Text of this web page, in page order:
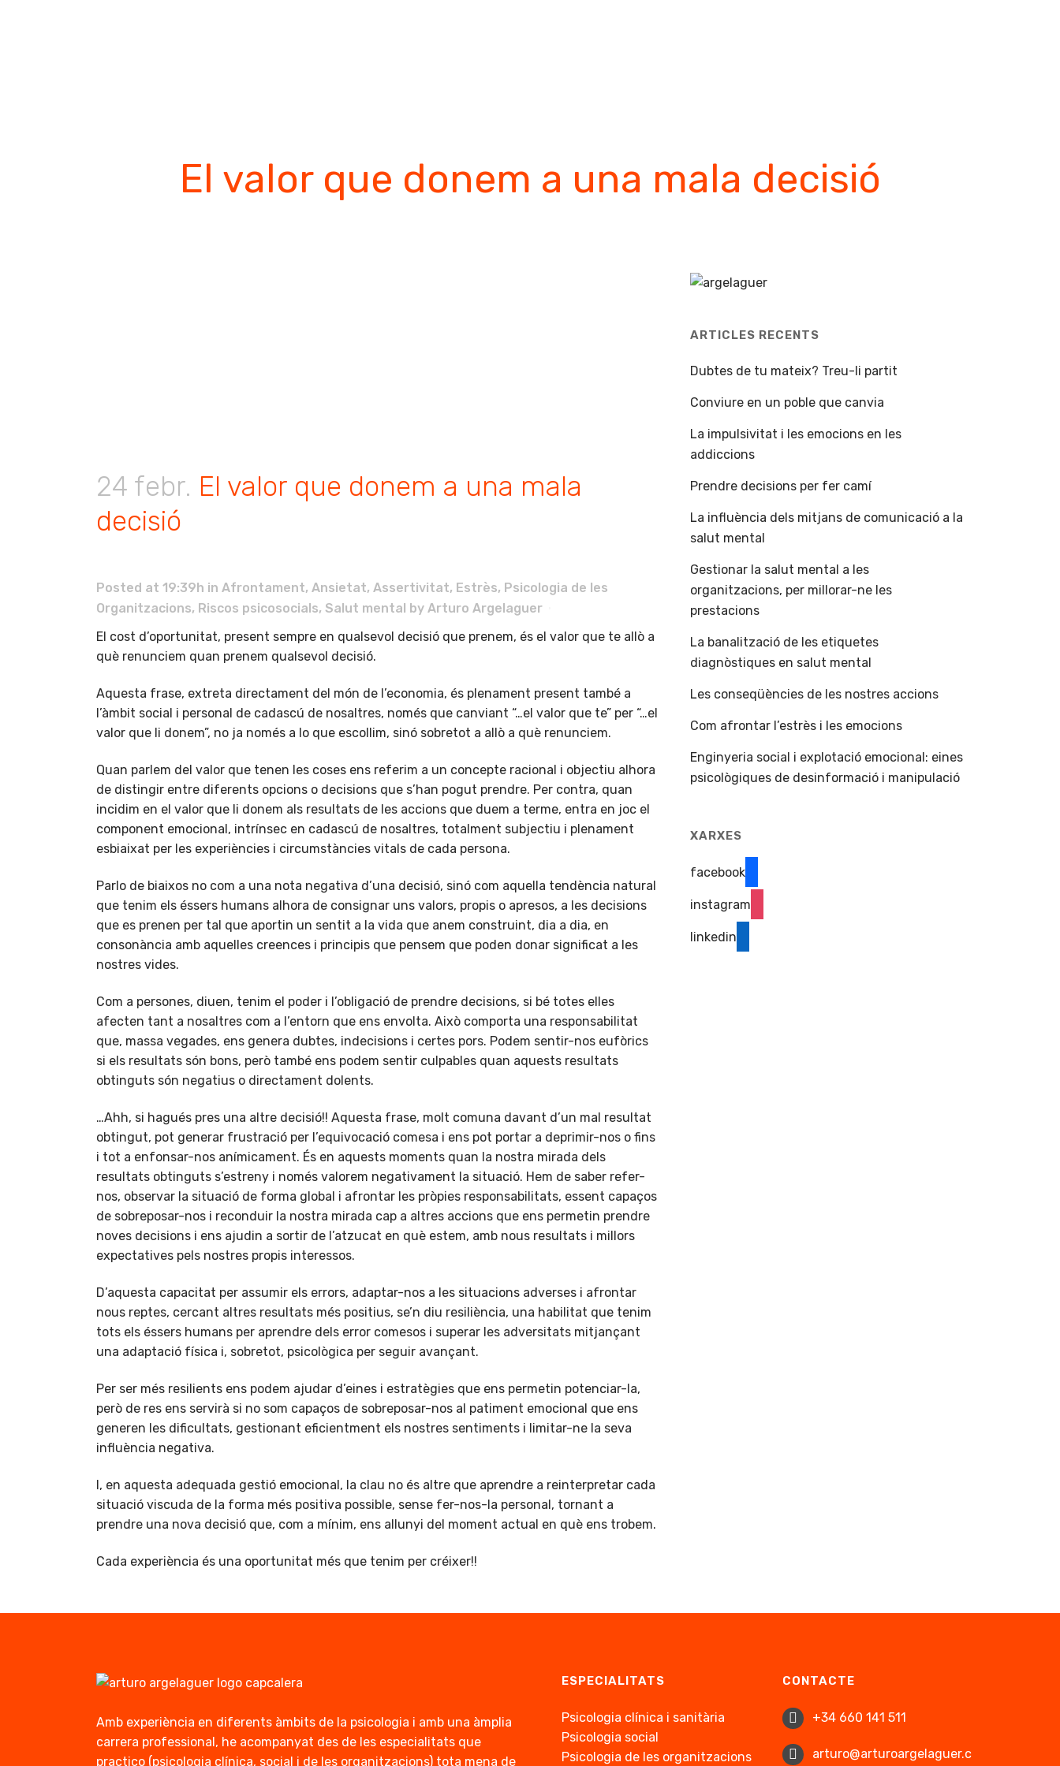
El valor que donem a una mala decisió
24 febr. El valor que donem a una mala
decisió
Posted at 19:39h in Afrontament, Ansietat, Assertivitat, Estrès, Psicologia de les
Organitzacions, Riscos psicosocials, Salut mental by Arturo Argelaguer
El cost d’oportunitat, present sempre en qualsevol decisió que prenem, és el valor que te allò a
què renunciem quan prenem qualsevol decisió.
Aquesta frase, extreta directament del món de l’economia, és plenament present també a
l’àmbit social i personal de cadascú de nosaltres, només que canviant “…el valor que te” per “…el
valor que li donem”, no ja només a lo que escollim, sinó sobretot a allò a què renunciem.
Quan parlem del valor que tenen les coses ens referim a un concepte racional i objectiu alhora
de distingir entre diferents opcions o decisions que s’han pogut prendre. Per contra, quan
incidim en el valor que li donem als resultats de les accions que duem a terme, entra en joc el
component emocional, intrínsec en cadascú de nosaltres, totalment subjectiu i plenament
esbiaixat per les experiències i circumstàncies vitals de cada persona.
Parlo de biaixos no com a una nota negativa d’una decisió, sinó com aquella tendència natural
que tenim els éssers humans alhora de consignar uns valors, propis o apresos, a les decisions
que es prenen per tal que aportin un sentit a la vida que anem construint, dia a dia, en
consonància amb aquelles creences i principis que pensem que poden donar significat a les
nostres vides.
Com a persones, diuen, tenim el poder i l’obligació de prendre decisions, si bé totes elles
afecten tant a nosaltres com a l’entorn que ens envolta. Això comporta una responsabilitat
que, massa vegades, ens genera dubtes, indecisions i certes pors. Podem sentir-nos eufòrics
si els resultats són bons, però també ens podem sentir culpables quan aquests resultats
obtinguts són negatius o directament dolents.
…Ahh, si hagués pres una altre decisió!! Aquesta frase, molt comuna davant d’un mal resultat
obtingut, pot generar frustració per l’equivocació comesa i ens pot portar a deprimir-nos o fins
i tot a enfonsar-nos anímicament. És en aquests moments quan la nostra mirada dels
resultats obtinguts s’estreny i només valorem negativament la situació. Hem de saber refer-
nos, observar la situació de forma global i afrontar les pròpies responsabilitats, essent capaços
de sobreposar-nos i reconduir la nostra mirada cap a altres accions que ens permetin prendre
noves decisions i ens ajudin a sortir de l’atzucat en què estem, amb nous resultats i millors
expectatives pels nostres propis interessos.
D’aquesta capacitat per assumir els errors, adaptar-nos a les situacions adverses i afrontar
nous reptes, cercant altres resultats més positius, se’n diu resiliència, una habilitat que tenim
tots els éssers humans per aprendre dels error comesos i superar les adversitats mitjançant
una adaptació física i, sobretot, psicològica per seguir avançant.
Per ser més resilients ens podem ajudar d’eines i estratègies que ens permetin potenciar-la,
però de res ens servirà si no som capaços de sobreposar-nos al patiment emocional que ens
generen les dificultats, gestionant eficientment els nostres sentiments i limitar-ne la seva
influència negativa.
I, en aquesta adequada gestió emocional, la clau no és altre que aprendre a reinterpretar cada
situació viscuda de la forma més positiva possible, sense fer-nos-la personal, tornant a
prendre una nova decisió que, com a mínim, ens allunyi del moment actual en què ens trobem.
Cada experiència és una oportunitat més que tenim per créixer!!
ARTICLES RECENTS
Dubtes de tu mateix? Treu-li partit
Conviure en un poble que canvia
La impulsivitat i les emocions en les
addiccions
Prendre decisions per fer camí
La influència dels mitjans de comunicació a la
salut mental
Gestionar la salut mental a les
organitzacions, per millorar-ne les
prestacions
La banalització de les etiquetes
diagnòstiques en salut mental
Les conseqüències de les nostres accions
Com afrontar l’estrès i les emocions
Enginyeria social i explotació emocional: eines
psicològiques de desinformació i manipulació
XARXES
facebook
instagram
linkedin
Amb experiència en diferents àmbits de la psicologia i amb una àmplia
carrera professional, he acompanyat des de les especialitats que
practico (psicologia clínica, social i de les organitzacions) tota mena de
ESPECIALITATS
Psicologia clínica i sanitària
Psicologia social
Psicologia de les organitzacions
CONTACTE
+34 660 141 511
arturo@arturoargelaguer.c